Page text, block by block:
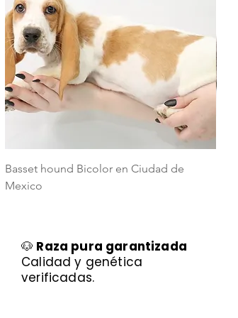
Basset hound Bicolor en Ciudad de
Mexico
🐶 Raza pura garantizada
Calidad y genética
verificadas.